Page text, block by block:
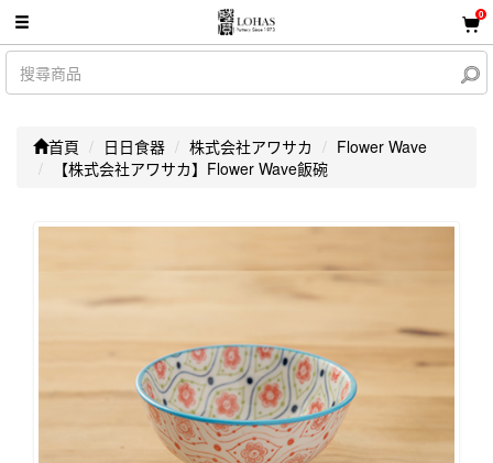
0
首頁 日日食器 株式会社アワサカ
Flower Wave
【株式会社アワサカ】Flower Wave飯碗